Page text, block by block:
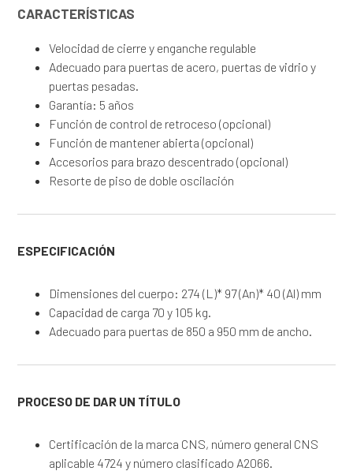
CARACTERÍSTICAS
Velocidad de cierre y enganche regulable
Adecuado para puertas de acero, puertas de vidrio y
puertas pesadas.
Garantía: 5 años
Función de control de retroceso (opcional)
Función de mantener abierta (opcional)
Accesorios para brazo descentrado (opcional)
Resorte de piso de doble oscilación
ESPECIFICACIÓN
Dimensiones del cuerpo: 274 (L)* 97 (An)* 40 (Al) mm
Capacidad de carga 70 y 105 kg.
Adecuado para puertas de 850 a 950 mm de ancho.
PROCESO DE DAR UN TÍTULO
Certificación de la marca CNS, número general CNS
aplicable 4724 y número clasificado A2066.